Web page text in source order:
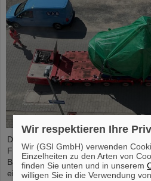
Die erste Komponente des FAIR-
FRS, ein supraleitender Multiplett-
Baufeld gebracht worden. Bei einem
eine Kombination verschiedener
Wir respektieren Ihre
Wir (GSI GmbH) verwenden
Einzelheiten zu den Arten von
finden Sie unten und in unserem
willigen Sie in die Verwendung